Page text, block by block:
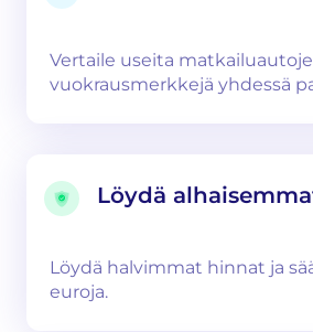
Vertaile useita
vuokrausmerkkejä yhdessä
Löydä
Löydä halvimmat hinnat ja
euroja.